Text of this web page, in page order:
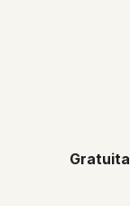
Gratuita